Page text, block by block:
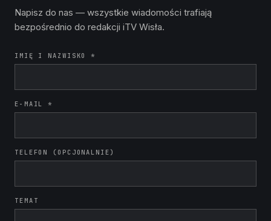
Napisz do nas — wszystkie wiadomości trafiają
bezpośrednio do redakcji iTV Wisła.
IMIĘ I NAZWISKO *
E-MAIL *
TELEFON (OPCJONALNIE)
TEMAT